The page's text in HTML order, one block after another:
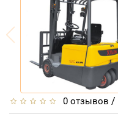
0 отзывов /